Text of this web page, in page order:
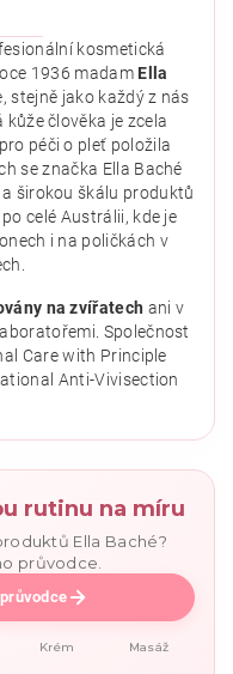
zásadami ochrany
kosmetická
1936 madam Ella
stejně jako každý z nás
člověka je zcela
péči o pleť položila
se značka Ella Baché
širokou škálu produktů
celé Austrálii, kde je
i na poličkách v
na zvířatech ani v
Společnost
Care with Principle
Anti-Vivisection
rutinu na míru
Ella Baché?
průvodce.
Krém Masáž